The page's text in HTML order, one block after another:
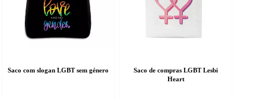
Saco com slogan LGBT sem género
Saco de compras LGBT Lesbi
Heart